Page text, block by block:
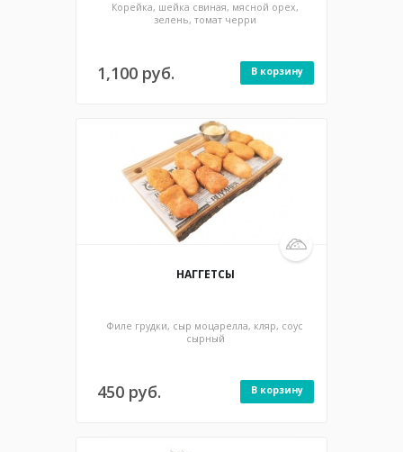
Корейка, шейка свиная, мясной орех,
зелень, томат черри
1,100 руб. В корзину
НАГГЕТСЫ
Филе грудки, сыр моцарелла, кляр, соус
сырный
450 руб. В корзину